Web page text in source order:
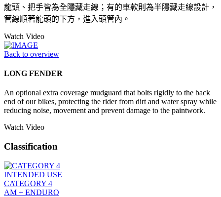
龍頭、把手皆為全隱藏走線；有的車款則為半隱藏走線設計，
管線順著龍頭的下方，進入頭管內。
Watch Video
Back to overview
LONG FENDER
An optional extra coverage mudguard that bolts rigidly to the back
end of our bikes, protecting the rider from dirt and water spray while
reducing noise, movement and prevent damage to the paintwork.
Watch Video
Classification
INTENDED USE
CATEGORY 4
AM + ENDURO